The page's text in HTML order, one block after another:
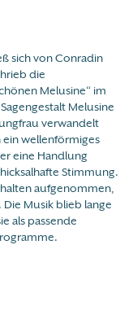
sich von Conradin
die
Melusine“ im
Melusine
verwandelt
wellenförmiges
eine Handlung
Stimmung.
aufgenommen,
Musik blieb lange
als passende